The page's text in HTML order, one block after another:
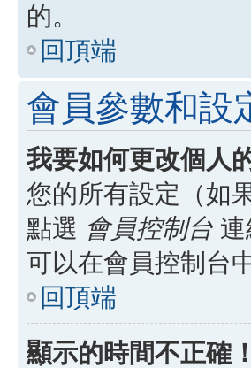
的。
回頂端
會員參數和設
我要如何更改個人
您的所有設定（如
點選 會員控制台
可以在會員控制台
回頂端
顯示的時間不正確！